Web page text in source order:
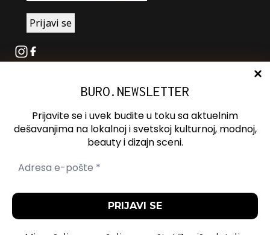
Instagram
Facebook
Oglašavanje
Kontakt
Spotify
BURO.NEWSLETTER
Prijavite se i uvek budite u toku sa aktuelnim
dešavanjima na lokalnoj i svetskoj kulturnoj, modnoj,
beauty i dizajn sceni.